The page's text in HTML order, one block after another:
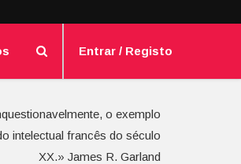
Entrar / Registo
o exemplo
intelectual francês do século
XX.» James R. Garland